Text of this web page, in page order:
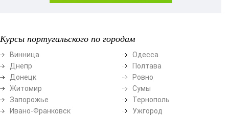
Курсы португальского по городам
Винница
Днепр
Донецк
Житомир
Запорожье
Ивано-Франковск
Одесса
Полтава
Ровно
Сумы
Тернополь
Ужгород